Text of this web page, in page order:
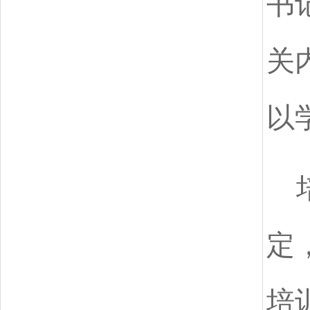
关
以
定
培